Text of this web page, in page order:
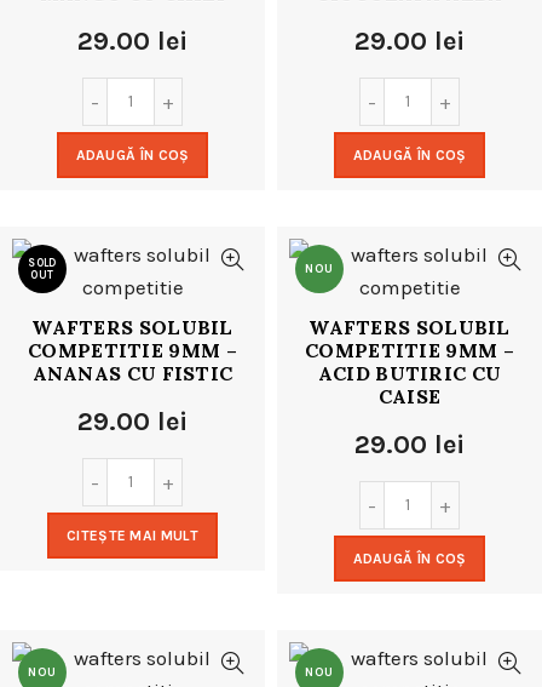
29.00 lei
ADAUGĂ ÎN COȘ
29.00 lei
ADAUGĂ ÎN COȘ
SOLD
OUT
NOU
WAFTERS SOLUBIL
COMPETITIE 9MM –
ANANAS CU FISTIC
29.00 lei
CITEȘTE MAI MULT
NOU
WAFTERS SOLUBIL
COMPETITIE 9MM –
ACID BUTIRIC CU
CAISE
29.00 lei
ADAUGĂ ÎN COȘ
NOU NOU